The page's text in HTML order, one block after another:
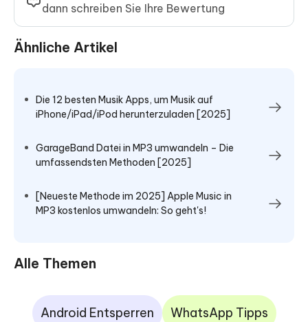
dann schreiben Sie Ihre Bewertung
Ähnliche Artikel
Die 12 besten Musik Apps, um Musik auf
iPhone/iPad/iPod herunterzuladen [2025]
GarageBand Datei in MP3 umwandeln – Die
umfassendsten Methoden [2025]
[Neueste Methode im 2025] Apple Music in
MP3 kostenlos umwandeln: So geht's!
Alle Themen
Android Entsperren WhatsApp Tipps